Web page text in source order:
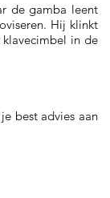
de gamba leent
Hij klinkt
in de
best advies aan